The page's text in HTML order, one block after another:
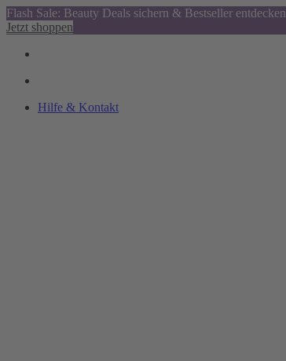
Flash Sale: Beauty Deals sichern & Bestseller entdecken
Jetzt shoppen
Hilfe & Kontakt